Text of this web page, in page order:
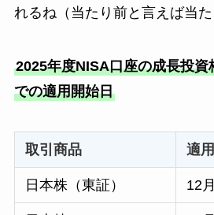
れるね（当たり前と言えば当た
2025年度NISA口座の成長投資
での適用開始日
取引商品 適
日本株（東証） 12